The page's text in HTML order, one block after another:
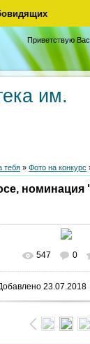
Приветствую Вас
им.
тебя » Фото на конкурс
номинация
547 0
23.07.2018